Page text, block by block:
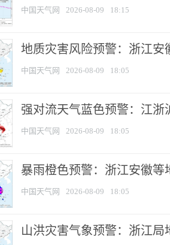
中国天气网 2026-08-09 18:15
地质灾害风险预警：浙江安
中国天气网 2026-08-09 18:05
强对流天气蓝色预警：江浙
中国天气网 2026-08-09 18:05
暴雨橙色预警：浙江安徽等
中国天气网 2026-08-09 18:05
山洪灾害气象预警：浙江